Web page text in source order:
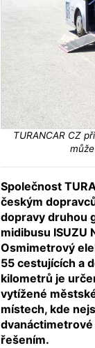
TURANCAR CZ
Společnost
českým
dopravy druhou
midibusu ISUZU
Osmimetrový
55 cestujících a
kilometrů je
vytížené
místech, kde
řešením.